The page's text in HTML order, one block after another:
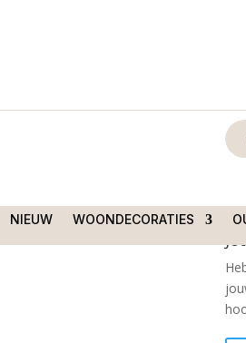
NIEUW WOONDECORATIES
€